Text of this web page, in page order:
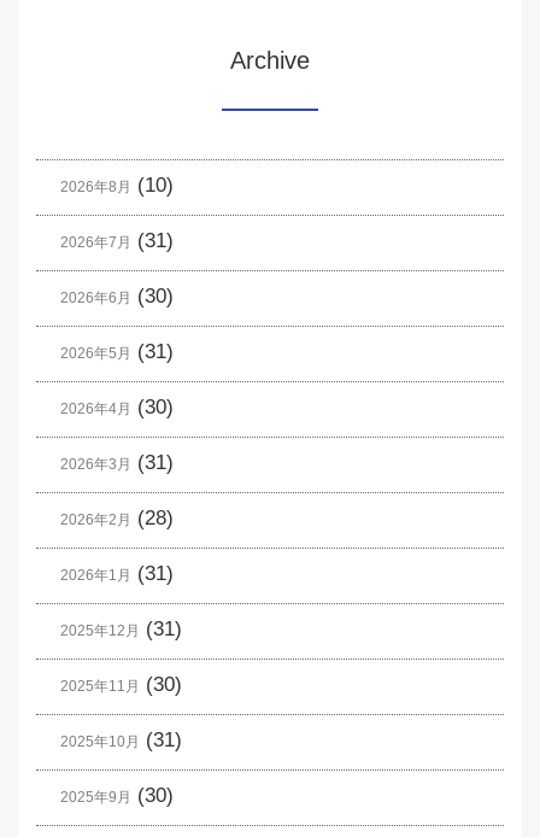
Archive
2026年8月 (10)
2026年7月 (31)
2026年6月 (30)
2026年5月 (31)
2026年4月 (30)
2026年3月 (31)
2026年2月 (28)
2026年1月 (31)
2025年12月 (31)
2025年11月 (30)
2025年10月 (31)
2025年9月 (30)